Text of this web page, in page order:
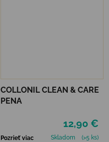
COLLONIL CLEAN & CARE
PENA
12,90 €
Pozrieť viac Skladom (>5 ks)